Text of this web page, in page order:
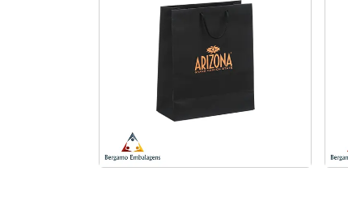
Sacolas de papel kraft com
logotipo em Campinas